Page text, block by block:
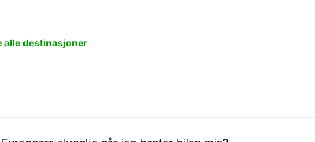
alle destinasjoner